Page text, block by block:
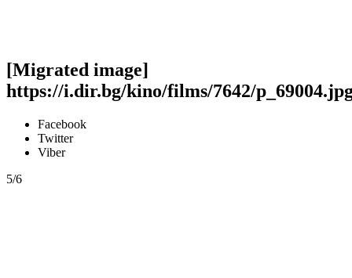
[Migrated image]
https://i.dir.bg/kino/films/7642/
Facebook
Twitter
Viber
5/6